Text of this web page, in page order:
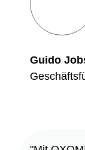
Guido